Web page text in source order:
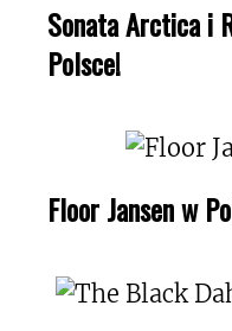
Sonata Arctica i
Polsce!
Floor Jansen w